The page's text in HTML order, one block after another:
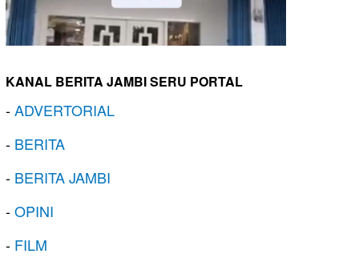
KANAL BERITA JAMBI SERU PORTAL
-ADVERTORIAL
- BERITA
- BERITA JAMBI
-OPINI
- FILM